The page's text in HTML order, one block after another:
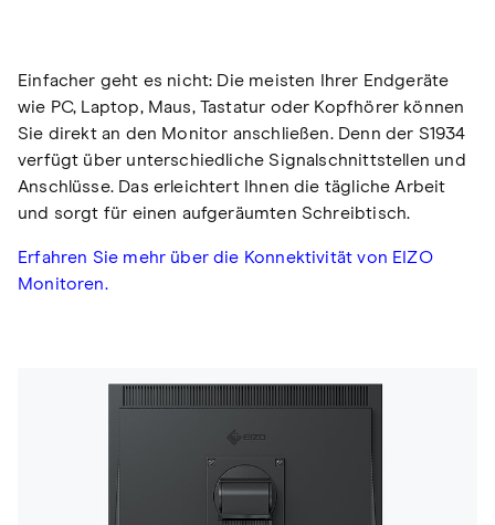
Einfacher geht es nicht: Die meisten Ihrer Endgeräte
wie PC, Laptop, Maus, Tastatur oder Kopfhörer können
Sie direkt an den Monitor anschließen. Denn der S1934
verfügt über unterschiedliche Signalschnittstellen und
Anschlüsse. Das erleichtert Ihnen die tägliche Arbeit
und sorgt für einen aufgeräumten Schreibtisch.
Erfahren Sie mehr über die Konnektivität von EIZO
Monitoren.